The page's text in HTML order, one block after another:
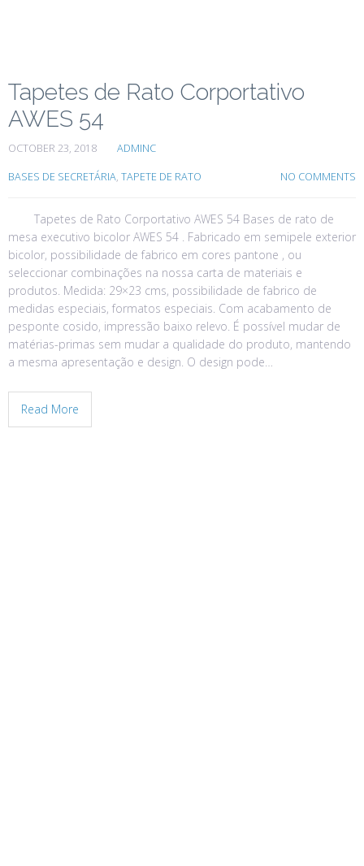
Tapetes de Rato Corportativo
AWES 54
OCTOBER 23, 2018 ADMINC
BASES DE SECRETÁRIA, TAPETE DE RATO NO COMMENTS
Tapetes de Rato Corportativo AWES 54 Bases de rato de
mesa executivo bicolor AWES 54 . Fabricado em semipele exterior
bicolor, possibilidade de fabrico em cores pantone , ou
seleccionar combinações na nossa carta de materiais e
produtos. Medida: 29×23 cms, possibilidade de fabrico de
medidas especiais, formatos especiais. Com acabamento de
pesponte cosido, impressão baixo relevo. É possível mudar de
matérias-primas sem mudar a qualidade do produto, mantendo
a mesma apresentação e design. O design pode…
Read More